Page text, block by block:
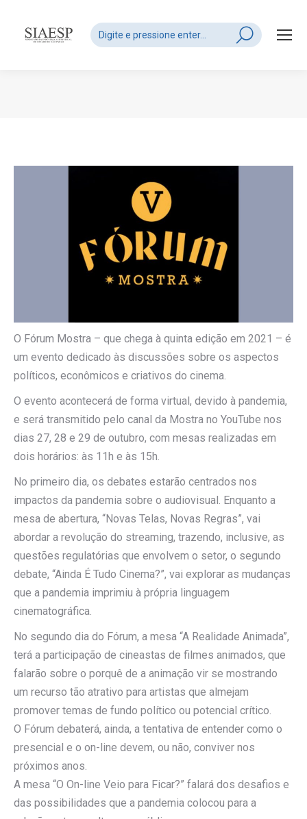
Search:
O Fórum Mostra – que chega à quinta edição em 2021 – é
um evento dedicado às discussões sobre os aspectos
políticos, econômicos e criativos do cinema.
O evento acontecerá de forma virtual, devido à pandemia,
e será transmitido pelo canal da Mostra no YouTube nos
dias 27, 28 e 29 de outubro, com mesas realizadas em
dois horários: às 11h e às 15h.
No primeiro dia, os debates estarão centrados nos
impactos da pandemia sobre o audiovisual. Enquanto a
mesa de abertura, “Novas Telas, Novas Regras”, vai
abordar a revolução do streaming, trazendo, inclusive, as
questões regulatórias que envolvem o setor, o segundo
debate, “Ainda É Tudo Cinema?”, vai explorar as mudanças
que a pandemia imprimiu à própria linguagem
cinematográfica.
No segundo dia do Fórum, a mesa “A Realidade Animada”,
terá a participação de cineastas de filmes animados, que
falarão sobre o porquê de a animação vir se mostrando
um recurso tão atrativo para artistas que almejam
promover temas de fundo político ou potencial crítico.
O Fórum debaterá, ainda, a tentativa de entender como o
presencial e o on-line devem, ou não, conviver nos
próximos anos.
A mesa “O On-line Veio para Ficar?” falará dos desafios e
das possibilidades que a pandemia colocou para a